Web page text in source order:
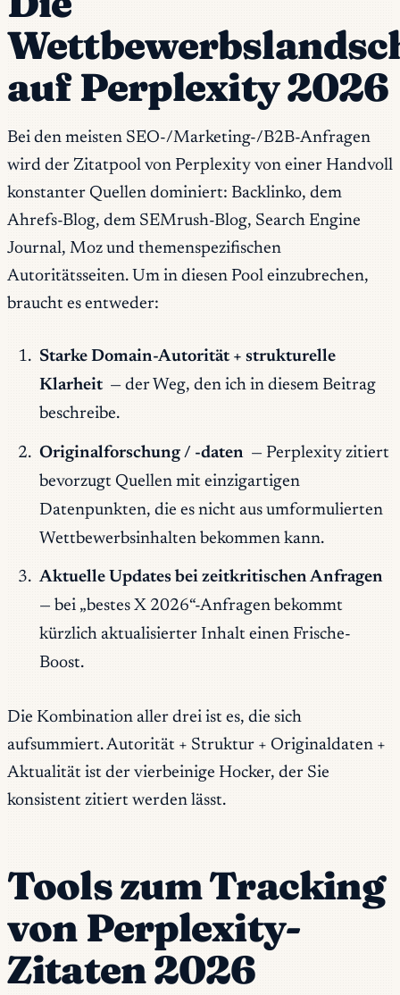
auf Perplexity 2026
Bei den meisten SEO-/Marketing-/B2B-Anfragen
wird der Zitatpool von Perplexity von einer Handvoll
konstanter Quellen dominiert: Backlinko, dem
Ahrefs-Blog, dem SEMrush-Blog, Search Engine
Journal, Moz und themenspezifischen
Autoritätsseiten. Um in diesen Pool einzubrechen,
braucht es entweder:
Starke Domain-Autorität + strukturelle
Klarheit — der Weg, den ich in diesem Beitrag
beschreibe.
Originalforschung / -daten — Perplexity zitiert
bevorzugt Quellen mit einzigartigen
Datenpunkten, die es nicht aus umformulierten
Wettbewerbsinhalten bekommen kann.
Aktuelle Updates bei zeitkritischen Anfragen
— bei „bestes X 2026“-Anfragen bekommt
kürzlich aktualisierter Inhalt einen Frische-
Boost.
Die Kombination aller drei ist es, die sich
aufsummiert. Autorität + Struktur + Originaldaten +
Aktualität ist der vierbeinige Hocker, der Sie
konsistent zitiert werden lässt.
Tools zum Tracking
von Perplexity-
Zitaten 2026